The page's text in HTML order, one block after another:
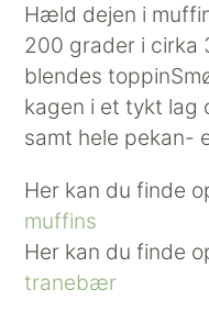
Hæld dejen i
200 grader i cirka
blendes
kagen i et tykt lag
samt hele pekan-
Her kan du finde
muffins
Her kan du finde
tranebær